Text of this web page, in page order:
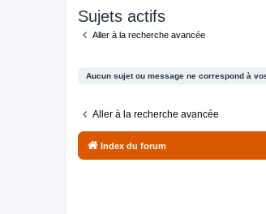
Sujets actifs
Aller à la recherche avancée
Aucun sujet ou message ne correspond à
Aller à la recherche avancée
Index du forum